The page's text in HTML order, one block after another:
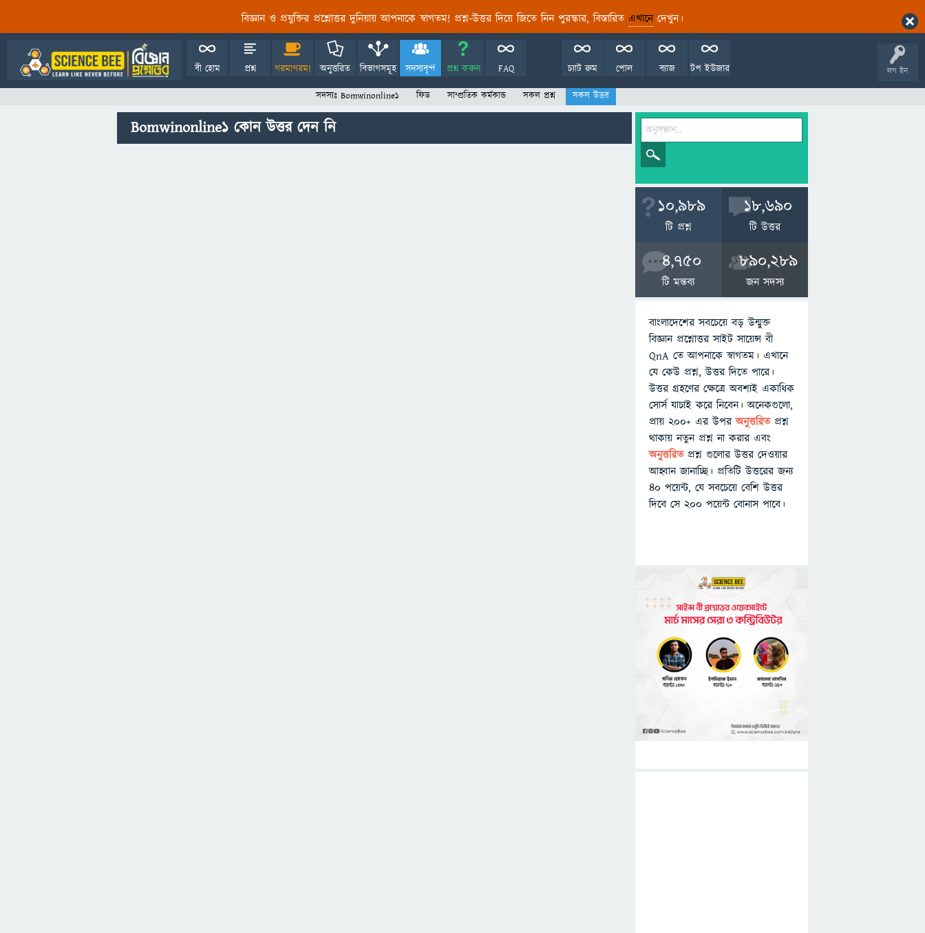
বিজ্ঞান ও প্রযুক্তির প্রশ্নোত্তর দুনিয়ায় আপনাকে স্বাগতম! প্রশ্ন-উত্তর দিয়ে জিতে নিন পুরস্কার, বিস্তারিত এখানেদেখুন।
লগ ইন
বী হোম প্রশ্ন গরমাগরম! অনুত্তরিত বিভাগসমূহ সদস্যবৃন্দ প্রশ্ন করুন FAQ টপ ইউজার
ব্যাজ
পোল
চ্যাট রুম
সদস্যঃ Bomwinonline1 ফিড সাম্প্রতিক কর্মকান্ড সকল প্রশ্ন সকল উত্তর
Bomwinonline1 কোন উত্তর দেন নি
10,989
টি প্রশ্ন
18,690
টি উত্তর
4,750
টি মন্তব্য
890,289
জন সদস্য
বাংলাদেশের সবচেয়ে বড় উন্মুক্ত
বিজ্ঞান প্রশ্নোত্তর সাইট সায়েন্স বী
QnA তে আপনাকে স্বাগতম। এখানে
যে কেউ প্রশ্ন, উত্তর দিতে পারে।
উত্তর গ্রহণের ক্ষেত্রে অবশ্যই একাধিক
সোর্স যাচাই করে নিবেন। অনেকগুলো,
প্রায় ২০০+ এর উপরঅনুত্তরিতপ্রশ্ন
থাকায় নতুন প্রশ্ন না করার এবং
অনুত্তরিত প্রশ্ন গুলোর উত্তর দেওয়ার
আহ্বান জানাচ্ছি। প্রতিটি উত্তরের জন্য
৪০ পয়েন্ট, যে সবচেয়ে বেশি উত্তর
দিবে সে ২০০ পয়েন্ট বোনাস পাবে।